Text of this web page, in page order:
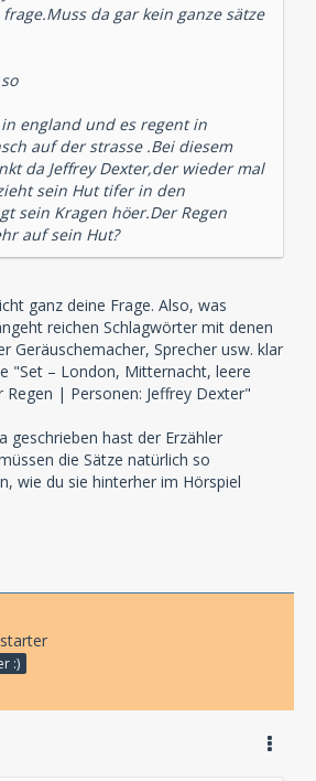
da gar kein ganze sätze
england und es regent in
auf der strasse .Bei diesem
da Jeffrey Dexter,der wieder mal
sein Hut tifer in den
sein Kragen höer.Der Regen
auf sein Hut?
ganz deine Frage. Also, was
reichen Schlagwörter mit denen
Geräuschemacher, Sprecher usw. klar
"Set – London, Mitternacht, leere
Regen | Personen: Jeffrey Dexter"
geschrieben hast der Erzähler
die Sätze natürlich so
wie du sie hinterher im Hörspiel
:)